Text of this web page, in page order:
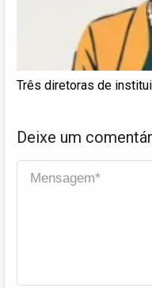
Três diretoras de
Deixe um